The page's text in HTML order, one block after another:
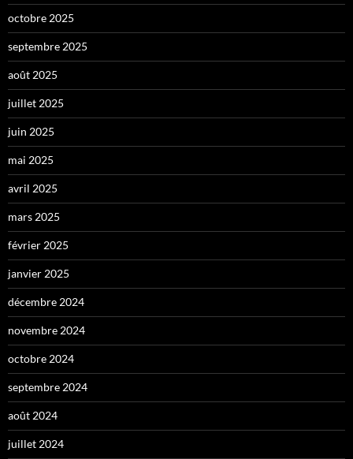
octobre 2025
septembre 2025
août 2025
juillet 2025
juin 2025
mai 2025
avril 2025
mars 2025
février 2025
janvier 2025
décembre 2024
novembre 2024
octobre 2024
septembre 2024
août 2024
juillet 2024